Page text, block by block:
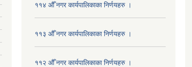
११४ औँ नगर कार्यपालिकाका निर्णयहरु ।
११३ औँ नगर कार्यपालिकाका निर्णयहरु ।
११२ औँ नगर कार्यपालिकाका निर्णयहरु ।